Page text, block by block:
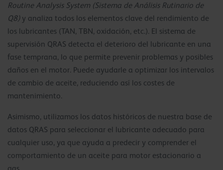
Routine Analysis System (Sistema de Análisis Rutinario de
Q8) y analiza todos los elementos clave del rendimiento de
los lubricantes (TAN, TBN, oxidación, etc.). El sistema de
supervisión QRAS detecta el deterioro del lubricante en una
fase temprana, lo que permite prevenir problemas y posibles
daños en el motor. Puede ayudarle a optimizar los intervalos
de cambio de aceite, reduciendo así los costes de
mantenimiento.
Asimismo, utilizamos los datos históricos de nuestra base de
datos QRAS para seleccionar el lubricante adecuado para
cualquier uso, ya que ayuda a predecir y comprender el
comportamiento de un aceite para motor estacionario a